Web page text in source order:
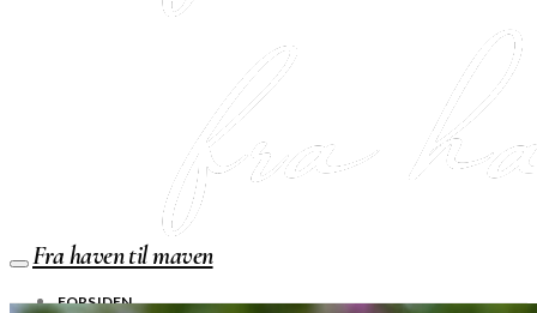
Fra haven til maven
FORSIDEN